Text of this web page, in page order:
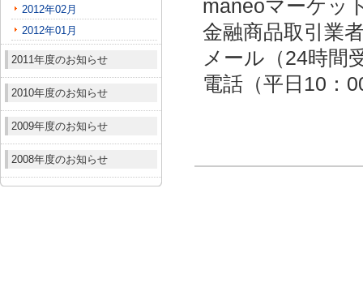
2012年02月
2012年01月
2011年度のお知らせ
2010年度のお知らせ
2009年度のお知らせ
2008年度のお知らせ
maneoマーケッ
金融商品取引業
メール（24時間
電話（平日10：